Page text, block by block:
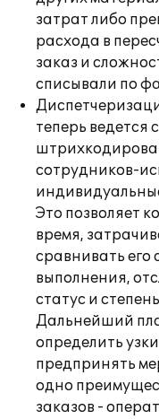
затрат либо
расхода в
заказ и
списывали по
теперь ведется
сотрудников-
Это позволяет
время,
сравнивать его
выполнения,
статус и
Дальнейший
определить
предпринять
одно
заказов -